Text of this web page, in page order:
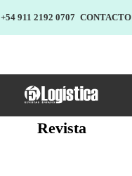
+54 911 2192 0707 CONTACTO
Revista